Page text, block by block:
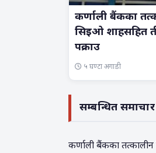
कर्णाली बैंकका
सिइओ शाहसहित
पक्राउ
५ घण्टा अगाडी
सम्बन्धित समाचार
कर्णाली बैंकका